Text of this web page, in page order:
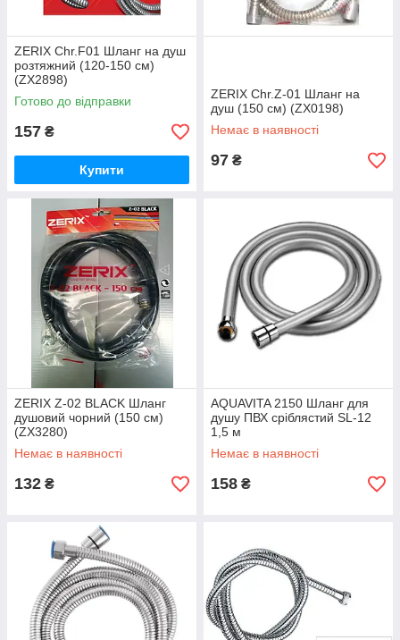
ZERIX Chr.F01 Шланг на душ
розтяжний (120-150 см)
(ZX2898)
Готово до відправки
157 ₴
Купити
ZERIX Chr.Z-01 Шланг на
душ (150 см) (ZX0198)
Немає в наявності
97 ₴
ZERIX Z-02 BLACK Шланг
душовий чорний (150 см)
(ZX3280)
Немає в наявності
132 ₴
AQUAVITA 2150 Шланг для
душу ПВХ сріблястий SL-12
1,5 м
Немає в наявності
158 ₴